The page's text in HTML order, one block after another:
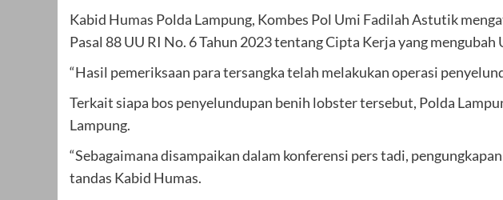
Kabid Humas Polda Lampung, Kombes Pol Umi Fadilah Astutik
Pasal 88 UU RI No. 6 Tahun 2023 tentang Cipta Kerja yang
“Hasil pemeriksaan para tersangka telah melakukan operasi
Terkait siapa bos penyelundupan benih lobster tersebut, Polda
Lampung.
“Sebagaimana disampaikan dalam konferensi pers tadi,
tandas Kabid Humas.